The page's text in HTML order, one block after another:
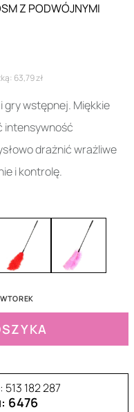
Z PODWÓJNYMI
63,79 zł
gry wstępnej. Miękkie
intensywność
drażnić wrażliwe
i kontrolę.
182 287
6476